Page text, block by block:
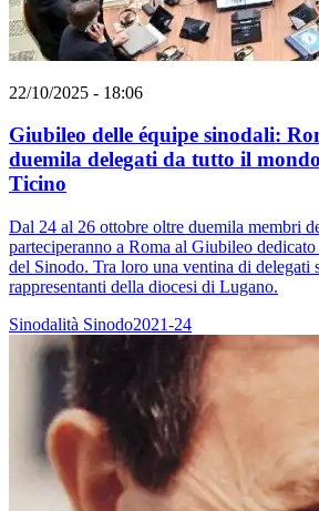
22/10/2025 - 18:06
Giubileo delle équipe sinodali:
duemila delegati da tutto il
Ticino
Dal 24 al 26 ottobre oltre duemila membri
parteciperanno a Roma al Giubileo
del Sinodo. Tra loro una ventina di delegati
rappresentanti della diocesi di Lugano.
Sinodalità Sinodo2021-24